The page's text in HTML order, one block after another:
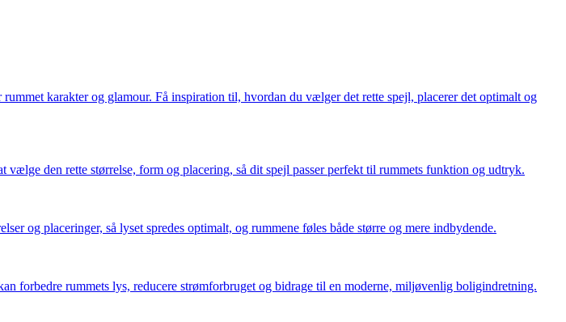
karakter og glamour. Få inspiration til, hvordan du vælger det rette spejl, placerer det optimalt og
den rette størrelse, form og placering, så dit spejl passer perfekt til rummets funktion og udtryk.
og placeringer, så lyset spredes optimalt, og rummene føles både større og mere indbydende.
forbedre rummets lys, reducere strømforbruget og bidrage til en moderne, miljøvenlig boligindretning.